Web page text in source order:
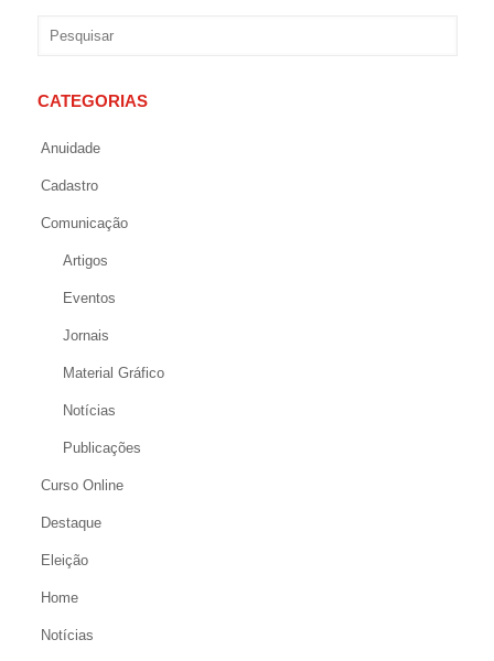
CATEGORIAS
Anuidade
Cadastro
Comunicação
Artigos
Eventos
Jornais
Material Gráfico
Notícias
Publicações
Curso Online
Destaque
Eleição
Home
Notícias